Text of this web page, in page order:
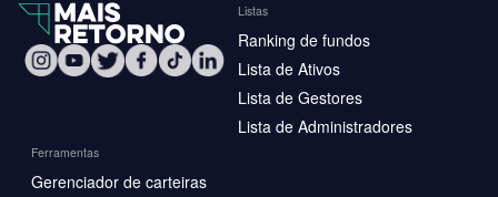
Listas
Ranking de fundos
Lista de Ativos
Lista de Gestores
Lista de Administradores
Ferramentas
Gerenciador de carteiras